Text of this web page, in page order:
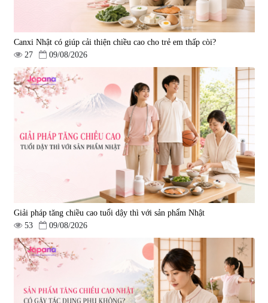
Canxi Nhật có giúp cải thiện chiều cao cho trẻ em thấp còi?
27
09/08/2026
Giải pháp tăng chiều cao tuổi dậy thì với sản phẩm Nhật
53
09/08/2026